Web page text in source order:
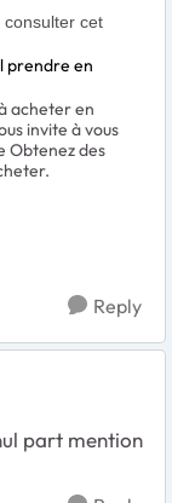
consulter cet
prendre en
acheter en
invite à vous
Obtenez des
Reply
part mention